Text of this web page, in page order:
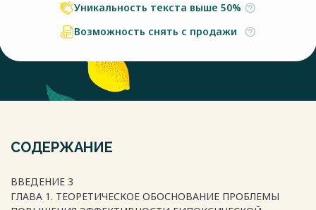
Уникальность текста выше 50%
Возможность снять с продажи
СОДЕРЖАНИЕ
ВВЕДЕНИЕ 3
ГЛАВА 1. ТЕОРЕТИЧЕСКОЕ ОБОСНОВАНИЕ ПРОБЛЕМЫ